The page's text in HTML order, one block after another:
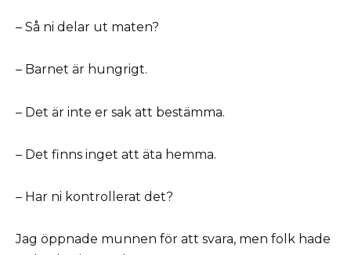
– Så ni delar ut maten?
– Barnet är hungrigt.
– Det är inte er sak att bestämma.
– Det finns inget att äta hemma.
– Har ni kontrollerat det?
Jag öppnade munnen för att svara, men folk hade